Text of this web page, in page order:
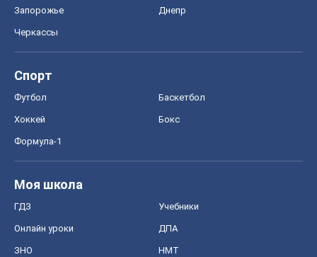
Запорожье Днепр
Черкассы
Спорт
Футбол Баскетбол
Хоккей Бокс
Формула-1
Моя школа
ГДЗ Учебники
Онлайн уроки ДПА
ЗНО НМТ